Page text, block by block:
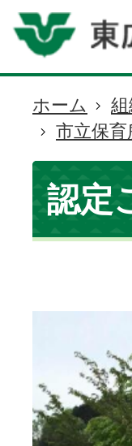
現
在
の
位
置
ホーム
市立保
認定